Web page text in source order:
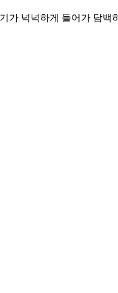
가 넉넉하게 들어가 담백